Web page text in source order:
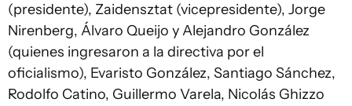
(presidente), Zaidensztat (vicepresidente), Jorge
Nirenberg, Álvaro Queijo y Alejandro González
(quienes ingresaron a la directiva por el
oficialismo), Evaristo González, Santiago Sánchez,
Rodolfo Catino, Guillermo Varela, Nicolás Ghizzo